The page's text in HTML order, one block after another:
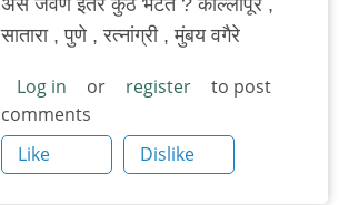
असं जेवण इतर कुठे भेटतं ? कोल्लापूर ,
सातारा , पुणे , रत्नांग्री , मुंबय वगैरे
Log in or register
to post
comments
Like
Dislike